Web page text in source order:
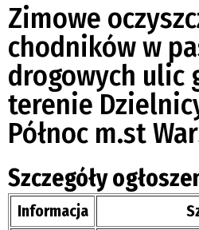
Zimowe
chodników w
drogowych ulic
terenie
Północ m.st
Szczegóły
Informacja